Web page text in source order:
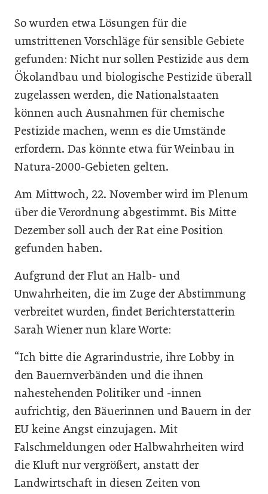
So wurden etwa Lösungen für die
umstrittenen Vorschläge für sensible Gebiete
gefunden: Nicht nur sollen Pestizide aus dem
Ökolandbau und biologische Pestizide überall
zugelassen werden, die Nationalstaaten
können auch Ausnahmen für chemische
Pestizide machen, wenn es die Umstände
erfordern. Das könnte etwa für Weinbau in
Natura-2000-Gebieten gelten.
Am Mittwoch, 22. November wird im Plenum
über die Verordnung abgestimmt. Bis Mitte
Dezember soll auch der Rat eine Position
gefunden haben.
Aufgrund der Flut an Halb- und
Unwahrheiten, die im Zuge der Abstimmung
verbreitet wurden, findet Berichterstatterin
Sarah Wiener nun klare Worte:
“Ich bitte die Agrarindustrie, ihre Lobby in
den Bauernverbänden und die ihnen
nahestehenden Politiker und -innen
aufrichtig, den Bäuerinnen und Bauern in der
EU keine Angst einzujagen. Mit
Falschmeldungen oder Halbwahrheiten wird
die Kluft nur vergrößert, anstatt der
Landwirtschaft in diesen Zeiten von